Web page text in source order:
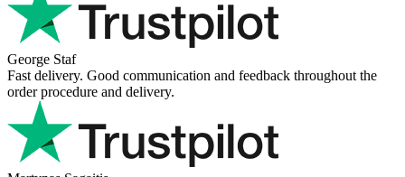
George Staf
Fast delivery. Good communication and feedback throughout the
order procedure and delivery.